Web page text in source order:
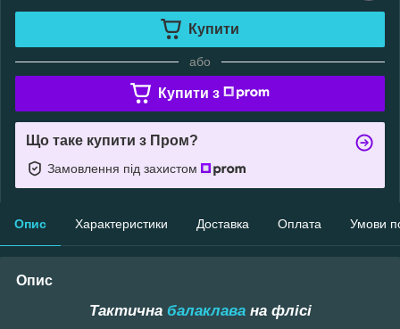
Купити
або
Купити з
Що таке купити з Пром?
Замовлення під захистом
Опис Характеристики Доставка Оплата Умови
Опис
Тактична балаклавана флісі